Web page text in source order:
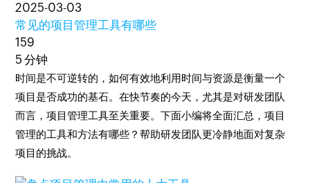
2025-03-03
常见的项目管理工具有哪些
159
5 分钟
时间是不可逆转的，如何有效地利用时间与资源是衡量一个
项目是否成功的基石。在快节奏的今天，尤其是对研发团队
而言，项目管理工具至关重要。下面小编将全面汇总，项目
管理的工具和方法有哪些？帮助研发团队更冷静地面对复杂
项目的挑战。